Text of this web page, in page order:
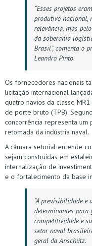
“Esses projetos
produtivo nacional,
relevância, mas
da soberania
Brasil”, comenta o
Leandro Pinto.
Os fornecedores nacionais
licitação internacional
quatro navios da classe
de porte bruto (TPB).
concorrência representa um
retomada da indústria naval.
A câmara setorial entende
sejam construídas em
internalização de
e o fortalecimento da base
“A previsibilidade e
determinantes para
competitividade e
setor naval
geral da Anschütz.